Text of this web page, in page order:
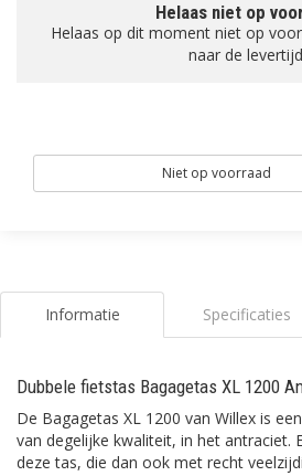
Helaas niet op
Helaas op dit moment niet op
naar de
Niet op voorraad
Informatie Specificaties
Dubbele fietstas Bagagetas XL 1200
De Bagagetas XL 1200 van Willex is
van degelijke kwaliteit, in het antraciet.
deze tas, die dan ook met recht